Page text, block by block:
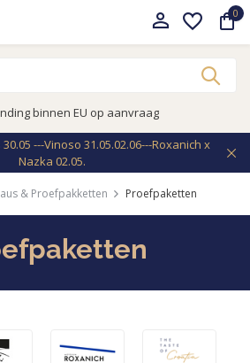
0
binnen EU op aanvraag
---Vinoso 31.05.02.06---Roxanich x
Nazka 02.05.
& Proefpakketten Proefpaketten